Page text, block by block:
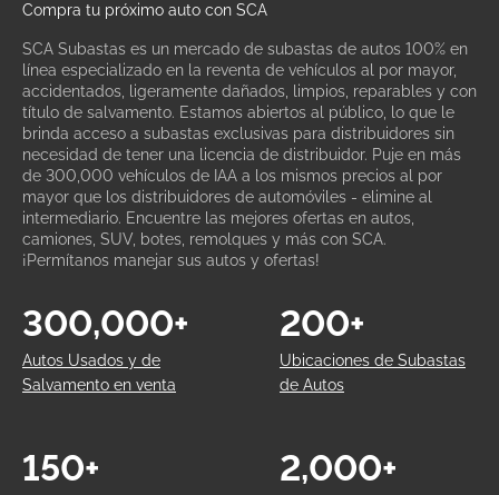
Compra tu próximo auto con SCA
SCA Subastas es un mercado de subastas de autos 100% en
línea especializado en la reventa de vehículos al por mayor,
accidentados, ligeramente dañados, limpios, reparables y con
título de salvamento. Estamos abiertos al público, lo que le
brinda acceso a subastas exclusivas para distribuidores sin
necesidad de tener una licencia de distribuidor. Puje en más
de 300,000 vehículos de IAA a los mismos precios al por
mayor que los distribuidores de automóviles - elimine al
intermediario. Encuentre las mejores ofertas en autos,
camiones, SUV, botes, remolques y más con SCA.
¡Permítanos manejar sus autos y ofertas!
Autos Usados y de
Salvamento en venta
300,000+
Ubicaciones de Subastas
de Autos
200+
150+ 2,000+